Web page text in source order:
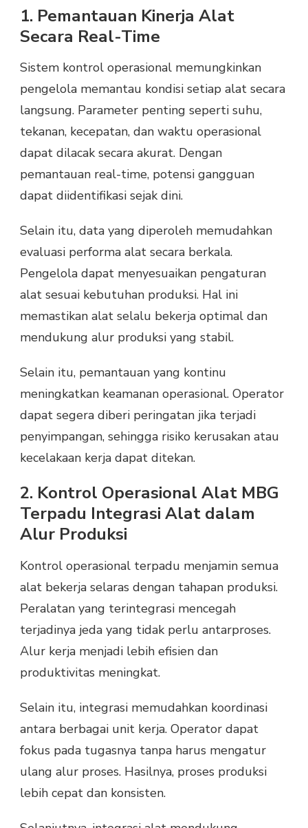
1. Pemantauan Kinerja Alat
Secara Real-Time
Sistem kontrol operasional memungkinkan
pengelola memantau kondisi setiap alat secara
langsung. Parameter penting seperti suhu,
tekanan, kecepatan, dan waktu operasional
dapat dilacak secara akurat. Dengan
pemantauan real-time, potensi gangguan
dapat diidentifikasi sejak dini.
Selain itu, data yang diperoleh memudahkan
evaluasi performa alat secara berkala.
Pengelola dapat menyesuaikan pengaturan
alat sesuai kebutuhan produksi. Hal ini
memastikan alat selalu bekerja optimal dan
mendukung alur produksi yang stabil.
Selain itu, pemantauan yang kontinu
meningkatkan keamanan operasional. Operator
dapat segera diberi peringatan jika terjadi
penyimpangan, sehingga risiko kerusakan atau
kecelakaan kerja dapat ditekan.
2. Kontrol Operasional Alat MBG
Terpadu Integrasi Alat dalam
Alur Produksi
Kontrol operasional terpadu menjamin semua
alat bekerja selaras dengan tahapan produksi.
Peralatan yang terintegrasi mencegah
terjadinya jeda yang tidak perlu antarproses.
Alur kerja menjadi lebih efisien dan
produktivitas meningkat.
Selain itu, integrasi memudahkan koordinasi
antara berbagai unit kerja. Operator dapat
fokus pada tugasnya tanpa harus mengatur
ulang alur proses. Hasilnya, proses produksi
lebih cepat dan konsisten.